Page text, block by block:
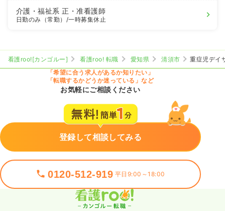
介護・福祉系正・准看護師
日勤のみ（常勤） /一時募集休止
看護roo![カンゴルー] 看護roo! 転職 愛知県 清須市
重症児デイ
「希望に合う求人があるか知りたい」
「転職するかどうか迷っている」など
お気軽にご相談ください
登録して相談してみる
0120-512-919 平日9:00～18:00